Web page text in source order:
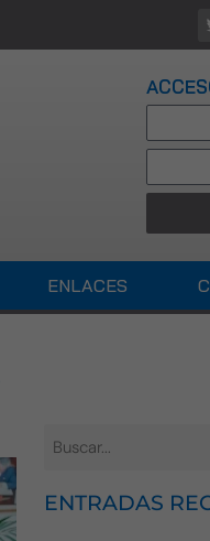
ENLACES
ENTRADAS